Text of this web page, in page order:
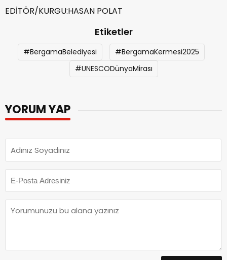
EDİTÖR/KURGU:HASAN POLAT
Etiketler
#BergamaBelediyesi
#BergamaKermesi2025
#UNESCODünyaMirası
YORUM YAP